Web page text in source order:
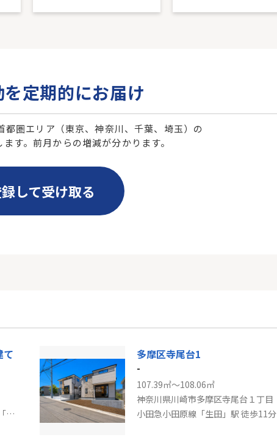
定期的にお届け
圏エリア（東京、神奈川、千葉、埼玉）の
す。前月からの増減が分かります。
して受け取る
て
東急田園都市線「溝の口」駅 バス15分 「緑地」 停歩5分
多摩区寺尾台1
-
107.39㎡～108.06㎡
神奈川県川崎市多摩区寺尾台１丁目
小田急小田原線「生田」駅 徒歩11分